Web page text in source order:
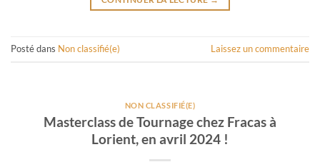
Posté dans Non classifié(e) Laissez un commentaire
NON CLASSIFIÉ(E)
Masterclass de Tournage chez Fracas à
Lorient, en avril 2024 !